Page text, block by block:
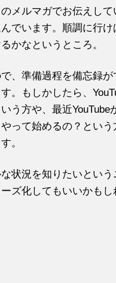
メルマガでお伝えして
でいます。順調に行け
かなというところ。
、準備過程を備忘録が
。もしかしたら、
う方や、最近YouTube
って始めるの？という
。
状況を知りたいという
ズ化してもいいかもし